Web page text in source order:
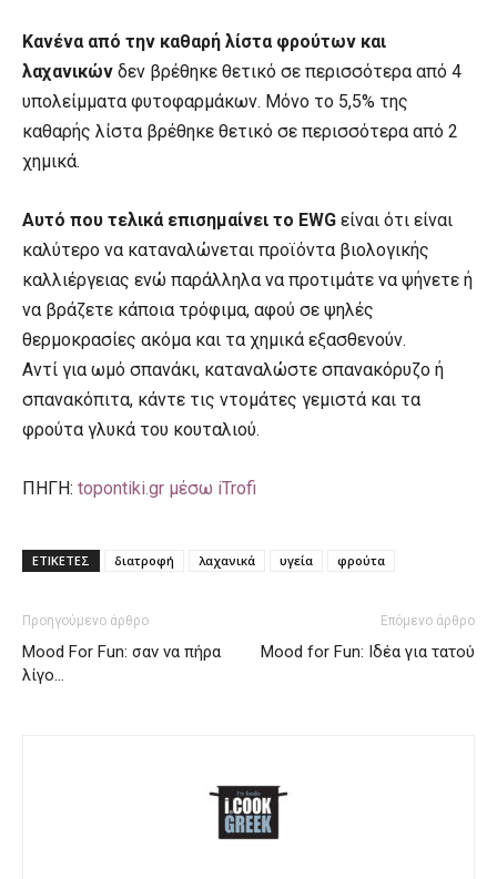
Κανένα από την καθαρή λίστα φρούτων και
λαχανικών δεν βρέθηκε θετικό σε περισσότερα από 4
υπολείμματα φυτοφαρμάκων. Μόνο το 5,5% της
καθαρής λίστα βρέθηκε θετικό σε περισσότερα από 2
χημικά.
Αυτό που τελικά επισημαίνει το EWG είναι ότι είναι
καλύτερο να καταναλώνεται προϊόντα βιολογικής
καλλιέργειας ενώ παράλληλα να προτιμάτε να ψήνετε ή
να βράζετε κάποια τρόφιμα, αφού σε ψηλές
θερμοκρασίες ακόμα και τα χημικά εξασθενούν.
Αντί για ωμό σπανάκι, καταναλώστε σπανακόρυζο ή
σπανακόπιτα, κάντε τις ντομάτες γεμιστά και τα
φρούτα γλυκά του κουταλιού.
ΠΗΓΗ: topontiki.gr μέσω iTrofi
ΕΤΙΚΕΤΕΣ διατροφή λαχανικά υγεία φρούτα
Προηγούμενο άρθρο
Mood For Fun: σαν να πήρα
λίγο…
Επόμενο άρθρο
Mood for Fun: Ιδέα για τατού